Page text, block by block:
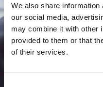
We also share
our social media,
may combine it with other
provided to them or that
of their services.